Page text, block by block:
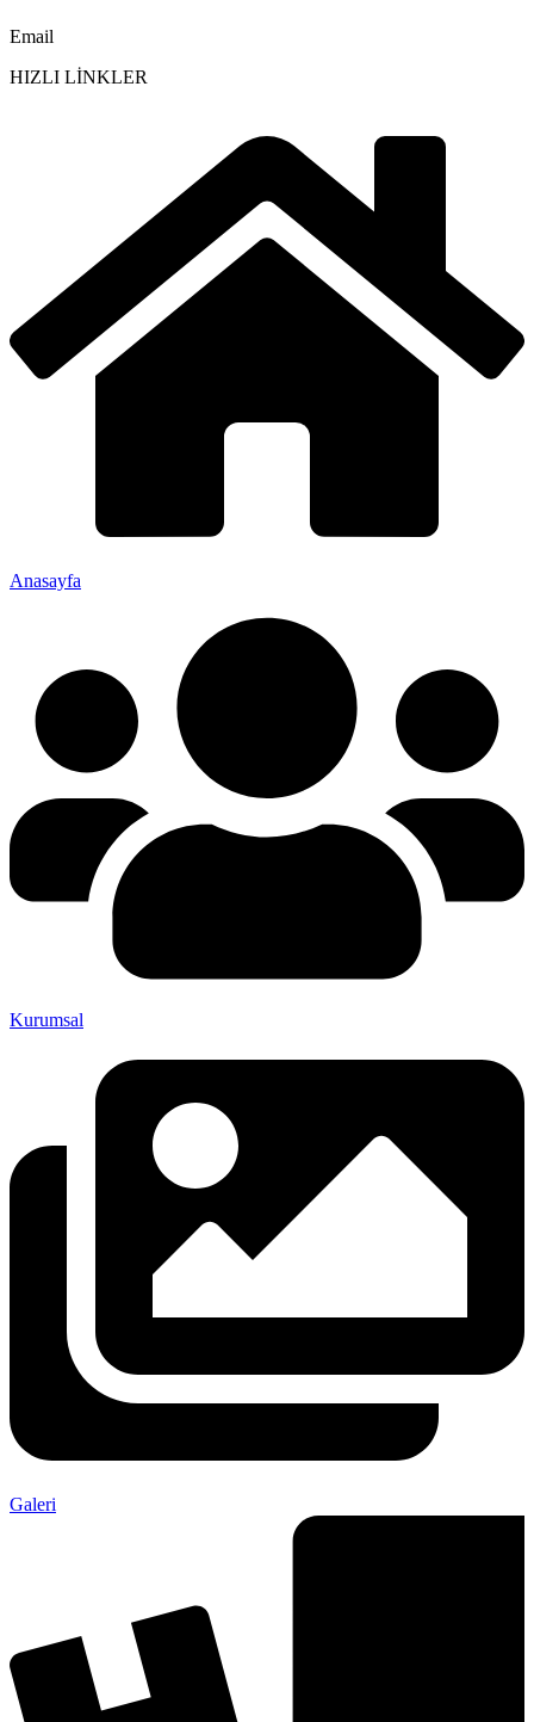
Email
HIZLI LİNKLER
Anasayfa
Kurumsal
Galeri